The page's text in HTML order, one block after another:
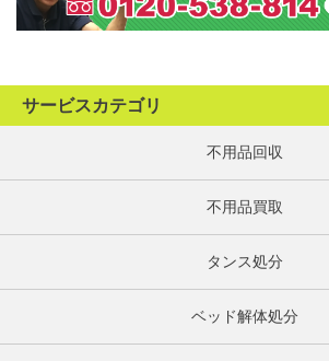
サービスカテゴリ
不用品回収
不用品買取
タンス処分
ベッド解体処分